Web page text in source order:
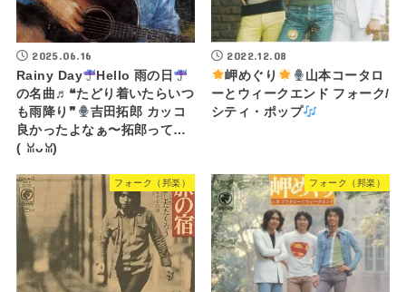
2025.06.16
Rainy Day
Hello 雨の日
の名曲♬❝たどり着いたらいつ
も雨降り❞
吉田拓郎 カッコ
良かったよなぁ〜拓郎って…
(⁠ ⁠ꈍ⁠ᴗ⁠ꈍ⁠)
2022.12.08
岬めぐり
山本コータロ
ーとウィークエンド フォーク/
シティ・ポップ
フォーク（邦楽） フォーク（邦楽）